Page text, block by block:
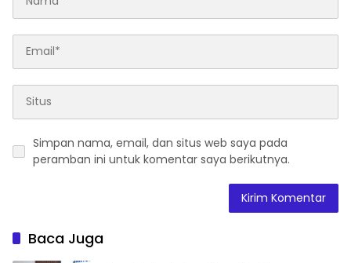
Simpan nama, email, dan situs web saya pada
peramban ini untuk komentar saya berikutnya.
Baca Juga